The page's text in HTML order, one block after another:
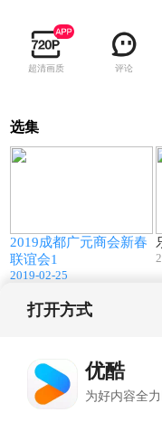
超清画质 评论
选集
2019成都广元商会新春
联谊会1
2019-02-25
打开方式
优酷
为好内容全